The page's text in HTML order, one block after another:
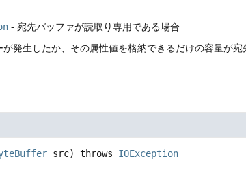
- 宛先バッファが読取り専用である場合
発生したか、その属性値を格納できるだけの容量が宛
src) throws IOException